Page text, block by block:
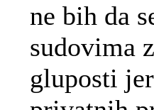
ne bih da
sudovima
gluposti